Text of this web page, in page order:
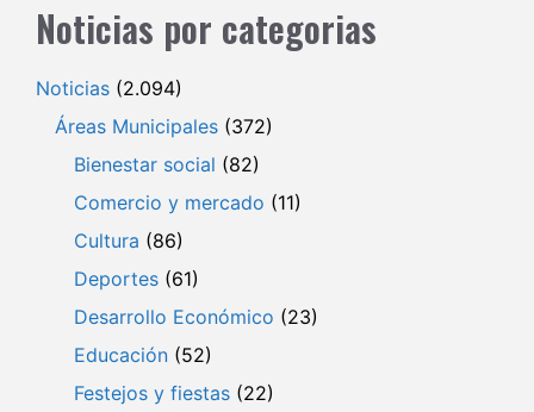
Noticias por categorias
Noticias (2.094)
Áreas Municipales (372)
Bienestar social (82)
Comercio y mercado (11)
Cultura (86)
Deportes (61)
Desarrollo Económico (23)
Educación (52)
Festejos y fiestas (22)